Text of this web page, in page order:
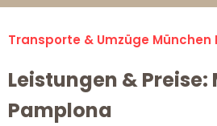
Transporte & Umzüge München
Leistungen &
Pamplona